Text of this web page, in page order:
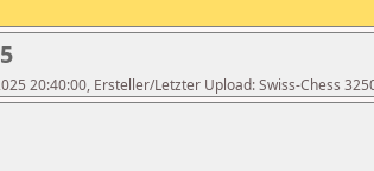
20:40:00, Ersteller/Letzter Upload: Swiss-Chess